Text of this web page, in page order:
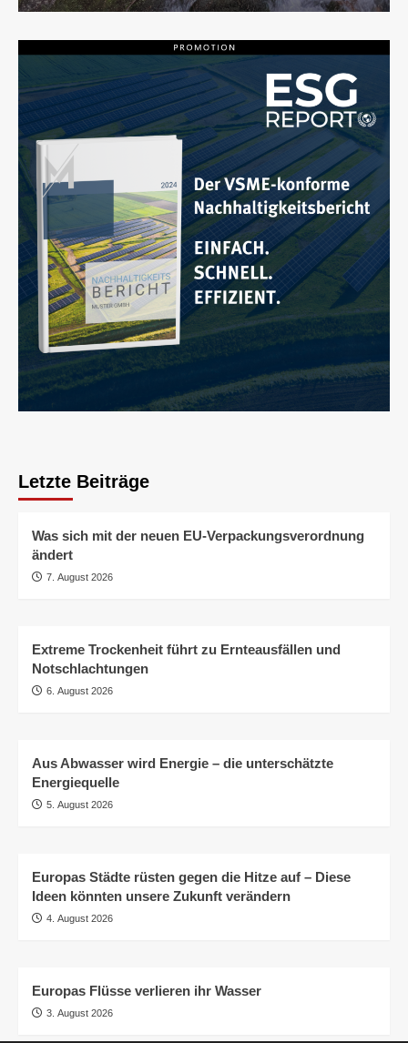
Letzte Beiträge
Was sich mit der neuen EU-Verpackungsverordnung
ändert
7. August 2026
Extreme Trockenheit führt zu Ernteausfällen und
Notschlachtungen
6. August 2026
Aus Abwasser wird Energie – die unterschätzte
Energiequelle
5. August 2026
Europas Städte rüsten gegen die Hitze auf – Diese
Ideen könnten unsere Zukunft verändern
4. August 2026
Europas Flüsse verlieren ihr Wasser
3. August 2026